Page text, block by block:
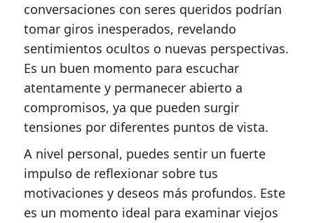
conversaciones con seres queridos podrían
tomar giros inesperados, revelando
sentimientos ocultos o nuevas perspectivas.
Es un buen momento para escuchar
atentamente y permanecer abierto a
compromisos, ya que pueden surgir
tensiones por diferentes puntos de vista.
A nivel personal, puedes sentir un fuerte
impulso de reflexionar sobre tus
motivaciones y deseos más profundos. Este
es un momento ideal para examinar viejos